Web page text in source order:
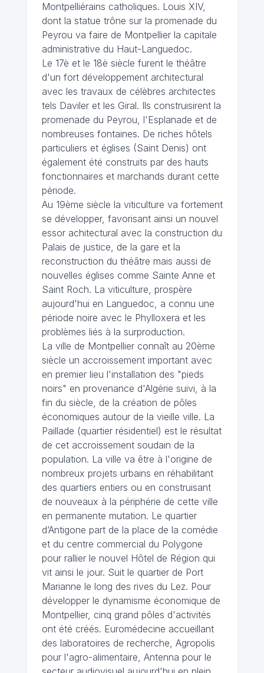
Montpelliérains catholiques. Louis XIV,
dont la statue trône sur la promenade du
Peyrou va faire de Montpellier la capitale
administrative du Haut-Languedoc.
Le 17è et le 18è siècle furent le théâtre
d'un fort développement architectural
avec les travaux de célèbres architectes
tels Daviler et les Giral. Ils construisirent la
promenade du Peyrou, l'Esplanade et de
nombreuses fontaines. De riches hôtels
particuliers et églises (Saint Denis) ont
également été construits par des hauts
fonctionnaires et marchands durant cette
période.
Au 19ème siècle la viticulture va fortement
se développer, favorisant ainsi un nouvel
essor achitectural avec la construction du
Palais de justice, de la gare et la
reconstruction du théâtre mais aussi de
nouvelles églises comme Sainte Anne et
Saint Roch. La viticulture, prospère
aujourd'hui en Languedoc, a connu une
période noire avec le Phylloxera et les
problèmes liés à la surproduction.
La ville de Montpellier connaît au 20ème
siècle un accroissement important avec
en premier lieu l'installation des "pieds
noirs" en provenance d'Algérie suivi, à la
fin du siècle, de la création de pôles
économiques autour de la vieille ville. La
Paillade (quartier résidentiel) est le résultat
de cet accroissement soudain de la
population. La ville va être à l'origine de
nombreux projets urbains en réhabilitant
des quartiers entiers ou en construisant
de nouveaux à la périphérie de cette ville
en permanente mutation. Le quartier
d’Antigone part de la place de la comédie
et du centre commercial du Polygone
pour rallier le nouvel Hôtel de Région qui
vit ainsi le jour. Suit le quartier de Port
Marianne le long des rives du Lez. Pour
développer le dynamisme économique de
Montpellier, cinq grand pôles d'activités
ont été créés. Euromédecine accueillant
des laboratoires de recherche, Agropolis
pour l'agro-alimentaire, Antenna pour le